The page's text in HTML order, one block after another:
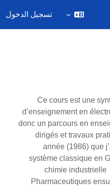
تسجيل الدخول
Ce cours est une
d’enseignement en
donc un parcours en
dirigés et travaux
année (1986) que
système classique en
chimie industrielle
Pharmaceutiques